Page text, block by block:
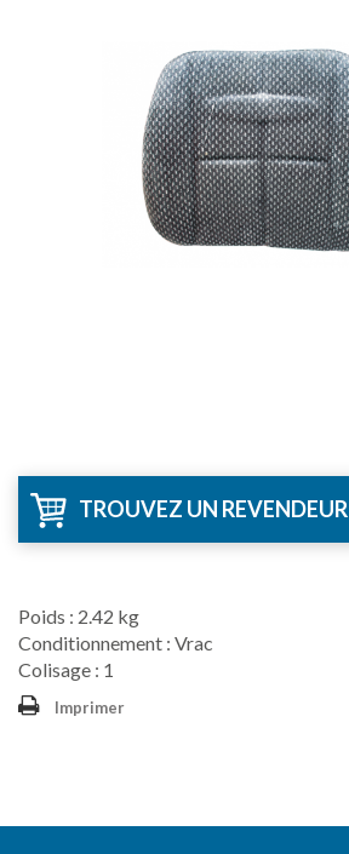
TROUVEZ UN REVENDEUR
Poids : 2.42 kg
Conditionnement : Vrac
Colisage : 1
Imprimer